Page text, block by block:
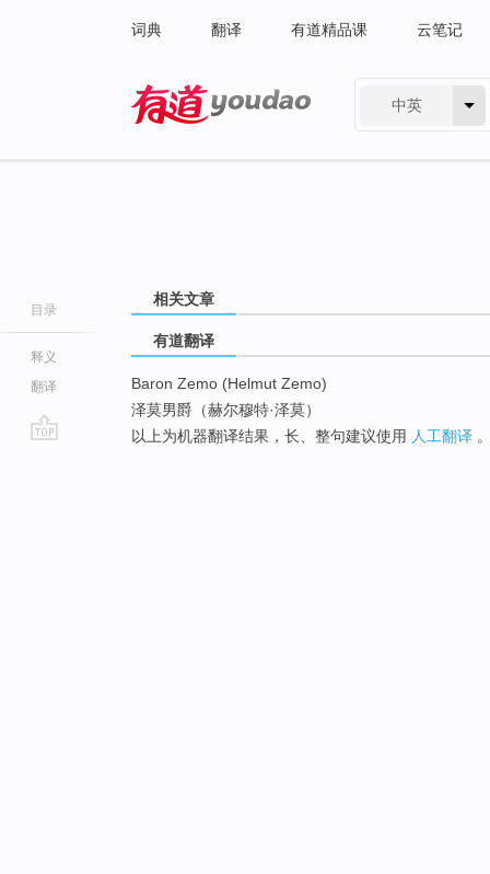
词典 翻译 有道精品课 云笔记
中英
目录
释义
翻译
相关文章
有道翻译
Baron Zemo (Helmut Zemo)
泽莫男爵（赫尔穆特·泽莫）
以上为机器翻译结果，长、整句建议使用 人工翻译